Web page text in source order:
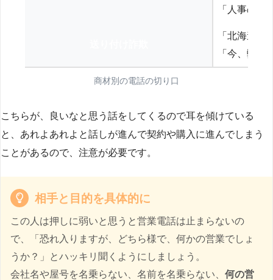
「人事の方
「北海道
「今、弊
商材別の電話の切り口
こちらが、良いなと思う話をしてくるので耳を傾けている
と、あれよあれよと話しが進んで契約や購入に進んでしまう
ことがあるので、注意が必要です。
相手と目的を具体的に
この人は押しに弱いと思うと営業電話は止まらないの
で、「恐れ入りますが、どちら様で、何かの営業でしょ
うか？」とハッキリ聞くようにしましょう。
会社名や屋号を名乗らない、名前を名乗らない、 何の営